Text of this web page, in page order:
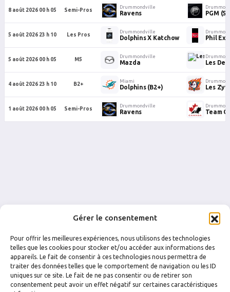
Gérer le consentement
Pour offrir les meilleures expériences, nous utilisons des technologies
telles que les cookies pour stocker et/ou accéder aux informations des
appareils. Le fait de consentir à ces technologies nous permettra de
traiter des données telles que le comportement de navigation ou les ID
uniques sur ce site. Le fait de ne pas consentir ou de retirer son
consentement peut avoir un effet négatif sur certaines caractéristiques
8 août 2026 00 h 05 Semi-Pros
Drummondville
Ravens PGM
5 août 2026 23 h 10 Les Pros
Drummondville
Dolphins X Katchow Phil
5 août 2026 00 h 05 M5
Drummondville
Mazda Les
4 août 2026 23 h 10 B2+
Miami
Dolphins (B2+) Les
1 août 2026 00 h 05 Semi-Pros
Drummondville
Ravens Team
FACEBOOK INSTAGRAM